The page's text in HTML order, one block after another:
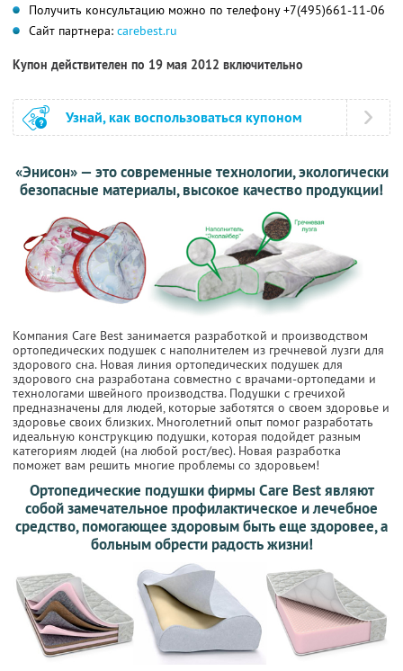
Получить консультацию можно по телефону +7(495)661-11-06
Сайт партнера: carebest.ru
Купон действителен по 19 мая 2012 включительно
Узнай, как воспользоваться купоном
«Энисон» — это современные технологии, экологически
безопасные материалы, высокое качество продукции!
Компания Care Best занимается разработкой и производством
ортопедических подушек с наполнителем из гречневой лузги для
здорового сна. Новая линия ортопедических подушек для
здорового сна разработана совместно с врачами-ортопедами и
технологами швейного производства. Подушки с гречихой
предназначены для людей, которые заботятся о своем здоровье и
здоровье своих близких. Многолетний опыт помог разработать
идеальную конструкцию подушки, которая подойдет разным
категориям людей (на любой рост/вес). Новая разработка
поможет вам решить многие проблемы со здоровьем!
Ортопедические подушки фирмы Care Best являют
собой замечательное профилактическое и лечебное
средство, помогающее здоровым быть еще здоровее, а
больным обрести радость жизни!